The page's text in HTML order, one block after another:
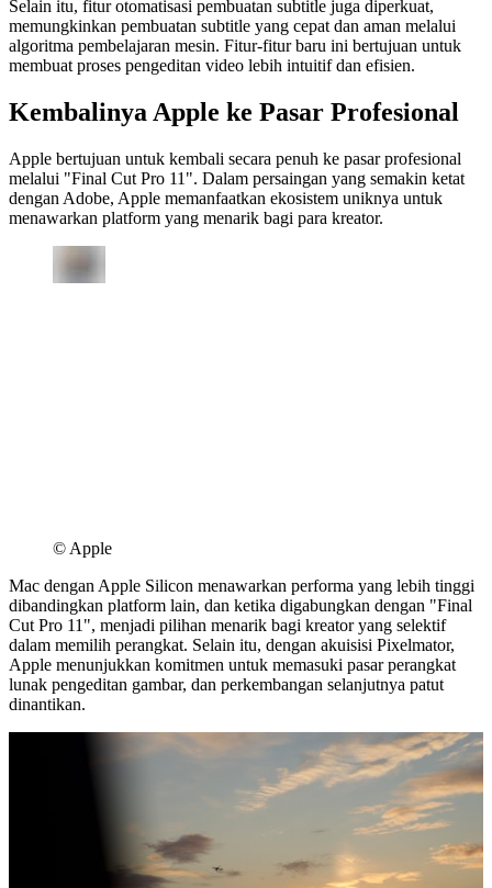
Selain itu, fitur otomatisasi pembuatan subtitle juga diperkuat,
memungkinkan pembuatan subtitle yang cepat dan aman melalui
algoritma pembelajaran mesin. Fitur-fitur baru ini bertujuan untuk
membuat proses pengeditan video lebih intuitif dan efisien.
Kembalinya Apple ke Pasar Profesional
Apple bertujuan untuk kembali secara penuh ke pasar profesional
melalui "Final Cut Pro 11". Dalam persaingan yang semakin ketat
dengan Adobe, Apple memanfaatkan ekosistem uniknya untuk
menawarkan platform yang menarik bagi para kreator.
©︎ Apple
Mac dengan Apple Silicon menawarkan performa yang lebih tinggi
dibandingkan platform lain, dan ketika digabungkan dengan "Final
Cut Pro 11", menjadi pilihan menarik bagi kreator yang selektif
dalam memilih perangkat. Selain itu, dengan akuisisi Pixelmator,
Apple menunjukkan komitmen untuk memasuki pasar perangkat
lunak pengeditan gambar, dan perkembangan selanjutnya patut
dinantikan.